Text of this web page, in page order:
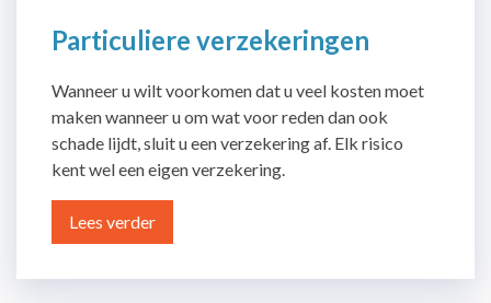
Particuliere verzekeringen
Wanneer u wilt voorkomen dat u veel kosten moet
maken wanneer u om wat voor reden dan ook
schade lijdt, sluit u een verzekering af. Elk risico
kent wel een eigen verzekering.
Lees verder